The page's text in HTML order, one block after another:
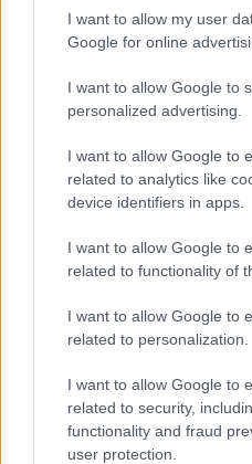
I want to allow my user
Google for online
I want to allow Google to
personalized advertising.
I want to allow Google to
related to analytics like
device identifiers in apps.
I want to allow Google to
related to functionality of
I want to allow Google to
related to personalization.
I want to allow Google to
related to security,
functionality and fraud
user protection.
Υποβολή των
γραμματεία της Σχολής
υπεύθυνων δηλώσεων.
κατηγορία, στην οποία
Εκπαίδευσης (ΠΕ) ή
Εκπαίδευσης (ΤΕ) ή
Εκπαίδευσης (ΔΕ)
προσόντων.
Με την αίτηση
επιθυμεί ο υποψήφιος